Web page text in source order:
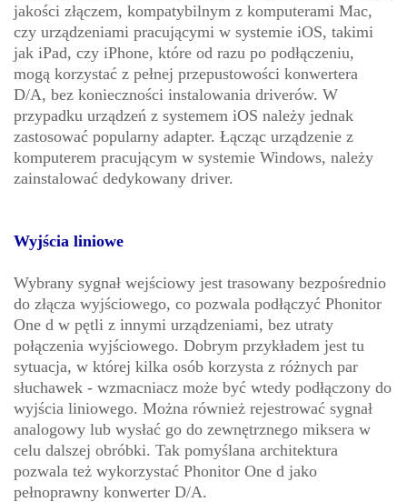
jakości złączem, kompatybilnym z komputerami Mac,
czy urządzeniami pracującymi w systemie iOS, takimi
jak iPad, czy iPhone, które od razu po podłączeniu,
mogą korzystać z pełnej przepustowości konwertera
D/A, bez konieczności instalowania driverów. W
przypadku urządzeń z systemem iOS należy jednak
zastosować popularny adapter. Łącząc urządzenie z
komputerem pracującym w systemie Windows, należy
zainstalować dedykowany driver.
Wyjścia liniowe
Wybrany sygnał wejściowy jest trasowany bezpośrednio
do złącza wyjściowego, co pozwala podłączyć Phonitor
One d w pętli z innymi urządzeniami, bez utraty
połączenia wyjściowego. Dobrym przykładem jest tu
sytuacja, w której kilka osób korzysta z różnych par
słuchawek - wzmacniacz może być wtedy podłączony do
wyjścia liniowego. Można również rejestrować sygnał
analogowy lub wysłać go do zewnętrznego miksera w
celu dalszej obróbki. Tak pomyślana architektura
pozwala też wykorzystać Phonitor One d jako
pełnoprawny konwerter D/A.